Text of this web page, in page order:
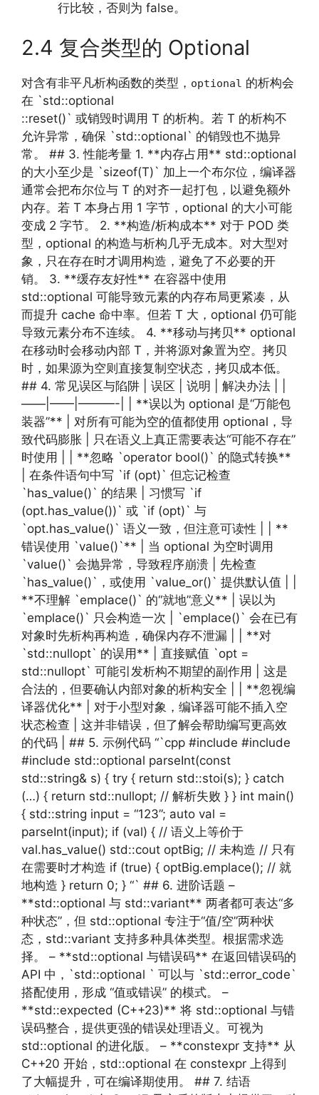
行比较，否则为 false。
2.4 复合类型的 Optional
对含有非平凡析构函数的类型， optional 的析构会
在 `std::optional
::reset()` 或销毁时调用 T 的析构。若 T 的析构不
允许异常，确保 `std::optional` 的销毁也不抛异
常。 ## 3. 性能考量 1. **内存占用** std::optional
的大小至少是 `sizeof(T)` 加上一个布尔位，编译器
通常会把布尔位与 T 的对齐一起打包，以避免额外
内存。若 T 本身占用 1 字节，optional 的大小可能
变成 2 字节。 2. **构造/析构成本** 对于 POD 类
型，optional 的构造与析构几乎无成本。对大型对
象，只在存在时才调用构造，避免了不必要的开
销。 3. **缓存友好性** 在容器中使用
std::optional 可能导致元素的内存布局更紧凑，从
而提升 cache 命中率。但若 T 大，optional 仍可能
导致元素分布不连续。 4. **移动与拷贝** optional
在移动时会移动内部 T，并将源对象置为空。拷贝
时，如果源为空则直接复制空状态，拷贝成本低。
## 4. 常见误区与陷阱 | 误区 | 说明 | 解决办法 | |
——|——|———-| | **误以为 optional 是“万能包
装器”** | 对所有可能为空的值都使用 optional，导
致代码膨胀 | 只在语义上真正需要表达“可能不存在”
时使用 | | **忽略 `operator bool()` 的隐式转换**
| 在条件语句中写 `if (opt)` 但忘记检查
`has_value()` 的结果 | 习惯写 `if
(opt.has_value())` 或 `if (opt)` 与
`opt.has_value()` 语义一致，但注意可读性 | | **
错误使用 `value()`** | 当 optional 为空时调用
`value()` 会抛异常，导致程序崩溃 | 先检查
`has_value()`，或使用 `value_or()` 提供默认值 | |
**不理解 `emplace()` 的“就地”意义** | 误以为
`emplace()` 只会构造一次 | `emplace()` 会在已有
对象时先析构再构造，确保内存不泄漏 | | **对
`std::nullopt` 的误用** | 直接赋值 `opt =
std::nullopt` 可能引发析构不期望的副作用 | 这是
合法的，但要确认内部对象的析构安全 | | **忽视编
译器优化** | 对于小型对象，编译器可能不插入空
状态检查 | 这并非错误，但了解会帮助编写更高效
的代码 | ## 5. 示例代码 “`cpp #include #include
#include std::optional parseInt(const
std::string& s) { try { return std::stoi(s); } catch
(…) { return std::nullopt; // 解析失败 } } int main()
{ std::string input = “123”; auto val =
parseInt(input); if (val) { // 语义上等价于
val.has_value() std::cout optBig; // 未构造 // 只有
在需要时才构造 if (true) { optBig.emplace(); // 就
地构造 } return 0; } “` ## 6. 进阶话题 –
**std::optional 与 std::variant** 两者都可表达“多
种状态”，但 std::optional 专注于“值/空”两种状
态，std::variant 支持多种具体类型。根据需求选
择。 – **std::optional 与错误码** 在返回错误码的
API 中，`std::optional ` 可以与 `std::error_code`
搭配使用，形成 “值或错误” 的模式。 –
**std::expected (C++23)** 将 std::optional 与错
误码整合，提供更强的错误处理语义。可视为
std::optional 的进化版。 – **constexpr 支持** 从
C++20 开始，std::optional 在 constexpr 上得到
了大幅提升，可在编译期使用。 ## 7. 结语